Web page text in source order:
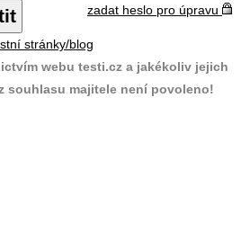
zadat heslo pro úpravu
stránky/blog
webu testi.cz a jakékoliv jejich
souhlasu majitele není povoleno!